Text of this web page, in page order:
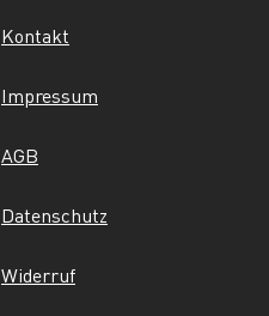
Kontakt
Impressum
AGB
Datenschutz
Widerruf